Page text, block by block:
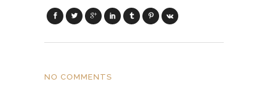
NO COMMENTS